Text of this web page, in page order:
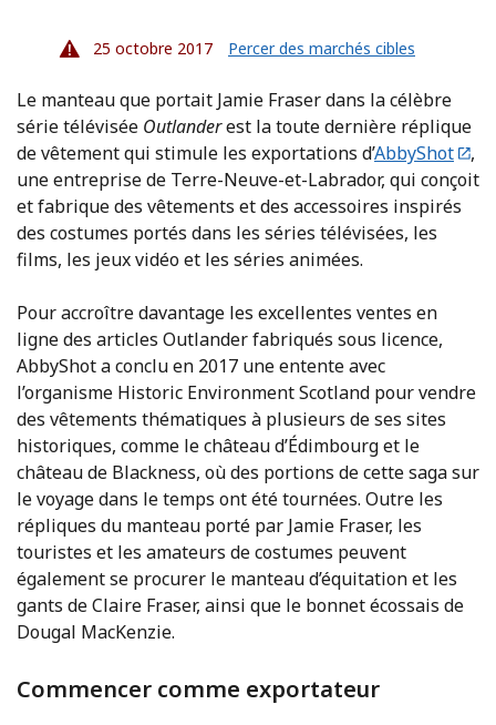
25 octobre 2017 Percer des marchés cibles
Le manteau que portait Jamie Fraser dans la célèbre
série télévisée Outlanderest la toute dernière réplique
de vêtement qui stimule les exportations d’AbbyShot
,
une entreprise de Terre-Neuve-et-Labrador, qui conçoit
et fabrique des vêtements et des accessoires inspirés
des costumes portés dans les séries télévisées, les
films, les jeux vidéo et les séries animées.
Pour accroître davantage les excellentes ventes en
ligne des articles Outlander fabriqués sous licence,
AbbyShot a conclu en 2017 une entente avec
l’organisme Historic Environment Scotland pour vendre
des vêtements thématiques à plusieurs de ses sites
historiques, comme le château d’Édimbourg et le
château de Blackness, où des portions de cette saga sur
le voyage dans le temps ont été tournées. Outre les
répliques du manteau porté par Jamie Fraser, les
touristes et les amateurs de costumes peuvent
également se procurer le manteau d’équitation et les
gants de Claire Fraser, ainsi que le bonnet écossais de
Dougal MacKenzie.
Commencer comme exportateur